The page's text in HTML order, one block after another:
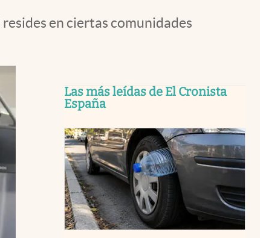
en ciertas comunidades
Las más leídas de El Cronista
España